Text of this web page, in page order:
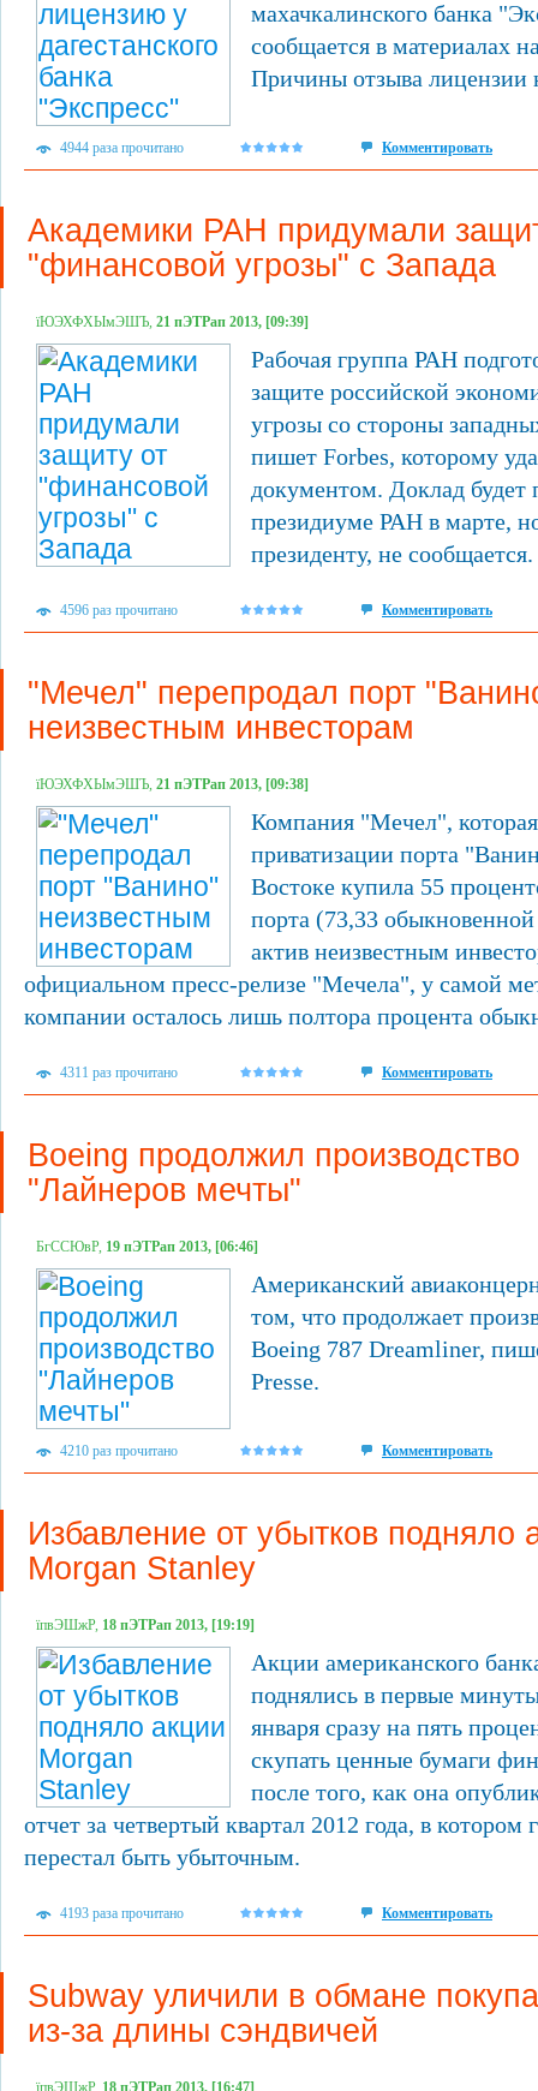
махачкалинского банка
сообщается в материалах
Причины отзыва лицензии
4944 раза прочитано Комментировать
Академики РАН придумали
"финансовой угрозы" с Запада
їЮЭХФХЫмЭШЪ, 21 пЭТРап 2013, [09:39]
Рабочая группа РАН
защите российской
угрозы со стороны
пишет Forbes, которому
документом. Доклад будет
президиуме РАН в марте,
президенту, не сообщается.
4596 раз прочитано Комментировать
"Мечел" перепродал порт
неизвестным инвесторам
їЮЭХФХЫмЭШЪ, 21 пЭТРап 2013, [09:38]
Компания "Мечел",
приватизации порта
Востоке купила 55
порта (73,33
актив неизвестным
официальном пресс-релизе "Мечела", у самой
компании осталось лишь полтора процента
4311 раз прочитано Комментировать
Boeing продолжил производство
"Лайнеров мечты"
БгССЮвР, 19 пЭТРап 2013, [06:46]
Американский
том, что продолжает
Boeing 787 Dreamliner,
Presse.
4210 раз прочитано Комментировать
Избавление от убытков подняло
Morgan Stanley
їпвЭШжР, 18 пЭТРап 2013, [19:19]
Акции американского
поднялись в первые
января сразу на пять
скупать ценные бумаги
после того, как она
отчет за четвертый квартал 2012 года, в котором
перестал быть убыточным.
4193 раза прочитано Комментировать
Subway уличили в обмане
из-за длины сэндвичей
їпвЭШжР, 18 пЭТРап 2013, [16:47]